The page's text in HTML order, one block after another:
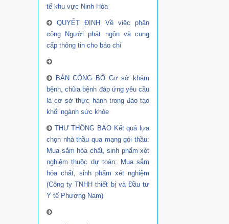
tế khu vực Ninh Hòa
QUYẾT ĐỊNH Về việc phân
công Người phát ngôn và cung
cấp thông tin cho báo chí
BẢN CÔNG BỐ Cơ sở khám
bệnh, chữa bệnh đáp ứng yêu cầu
là cơ sở thực hành trong đào tạo
khối ngành sức khỏe
THƯ THÔNG BÁO Kết quả lựa
chọn nhà thầu qua mạng gói thầu:
Mua sắm hóa chất, sinh phẩm xét
nghiệm thuộc dự toán: Mua sắm
hóa chất, sinh phẩm xét nghiệm
(Công ty TNHH thiết bị và Đầu tư
Y tế Phương Nam)